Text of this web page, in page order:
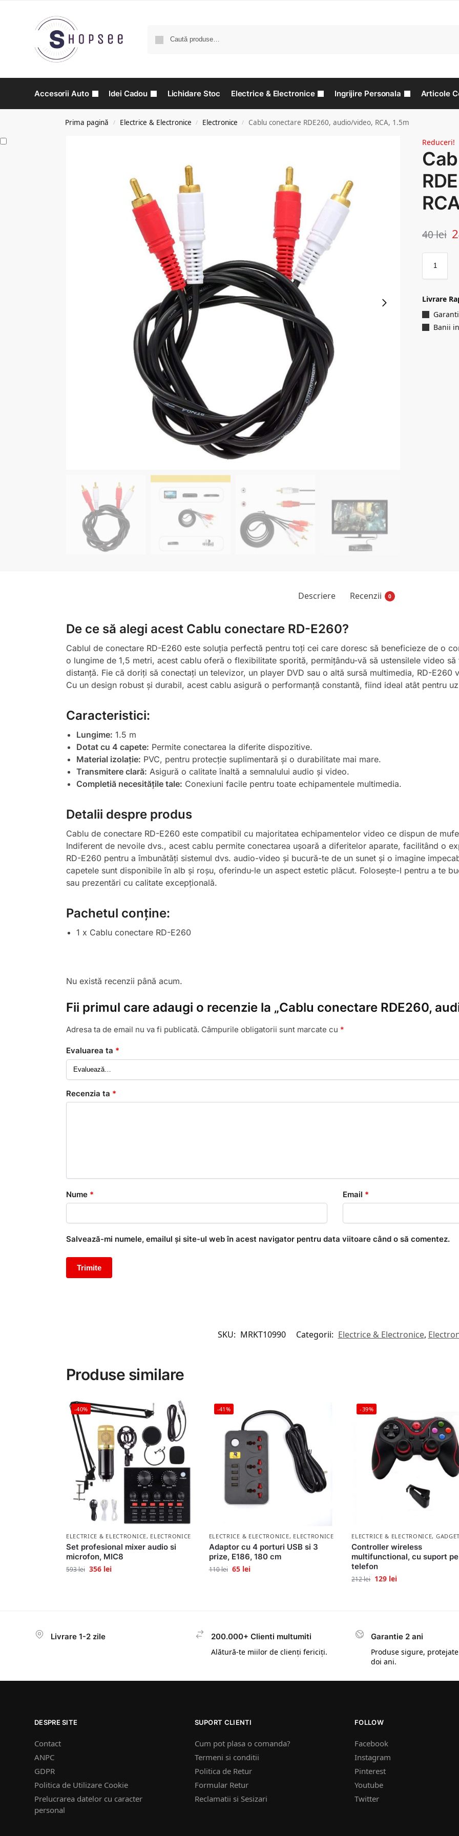
Accesorii Auto Idei Cadou Lichidare Stoc Electrice & Electronice Ingrijire Personala Articole
Prima pagină / Electrice & Electronice / Electronice / Cablu conectare RDE260, audio/video, RCA, 1.5m
Reduceri!
40lei
Livrare
Banii
Descriere Recenzii 0
De ce să alegi acest Cablu conectare RD-E260?
Cablul de conectare RD-E260 este soluția perfectă pentru toți cei care doresc să beneficieze de o
o lungime de 1,5 metri, acest cablu oferă o flexibilitate sporită, permițându-vă să ustensilele video
distanță. Fie că doriți să conectați un televizor, un player DVD sau o altă sursă multimedia, RD-
Cu un design robust și durabil, acest cablu asigură o performanță constantă, fiind ideal atât pentru
Caracteristici:
Lungime: 1.5 m
Dotat cu 4 capete: Permite conectarea la diferite dispozitive.
Material izolație: PVC, pentru protecție suplimentară și o durabilitate mai mare.
Transmitere clară: Asigură o calitate înaltă a semnalului audio și video.
Completiă necesitățile tale: Conexiuni facile pentru toate echipamentele multimedia.
Detalii despre produs
Cablu de conectare RD-E260 este compatibil cu majoritatea echipamentelor video ce dispun de
Indiferent de nevoile dvs., acest cablu permite conectarea ușoară a diferitelor aparate, facilitând o
RD-E260 pentru a îmbunătăți sistemul dvs. audio-video și bucură-te de un sunet și o imagine
capetele sunt disponibile în alb și roșu, oferindu-le un aspect estetic plăcut. Folosește-l pentru a te
sau prezentări cu calitate excepțională.
Pachetul conține:
1 x Cablu conectare RD-E260
Nu există recenzii până acum.
Fii primul care adaugi o recenzie la „Cablu conectare RDE260,
Adresa ta de email nu va fi publicată. Câmpurile obligatorii sunt marcate cu *
Evaluarea ta *
Recenzia ta *
Nume * Email *
Salvează-mi numele, emailul și site-ul web în acest navigator pentru data viitoare când o să comentez.
SKU: MRKT10990 Categorii: Electrice & Electronice,
Produse similare
-40%
ELECTRICE & ELECTRONICE, ELECTRONICE
Set profesional mixer audio si
microfon, MIC8
593lei 356 lei
-41%
ELECTRICE & ELECTRONICE, ELECTRONICE
Adaptor cu 4 porturi USB si 3
prize, E186, 180 cm
110lei 65 lei
-39%
ELECTRICE & ELECTRONICE,
Controller wireless
multifunctional, cu suport
telefon
212lei 129 lei
Livrare 1-2 zile
200.000+ Clienti multumiti
Alătură-te miilor de clienți fericiți.
Garantie 2 ani
Produse sigure,
doi ani.
DESPRE SITE
Contact
ANPC
GDPR
Politica de Utilizare Cookie
Prelucrarea datelor cu caracter
personal
SUPORT CLIENTI
Cum pot plasa o comanda?
Termeni si conditii
Politica de Retur
Formular Retur
Reclamatii si Sesizari
FOLLOW
Facebook
Instagram
Pinterest
Youtube
Twitter